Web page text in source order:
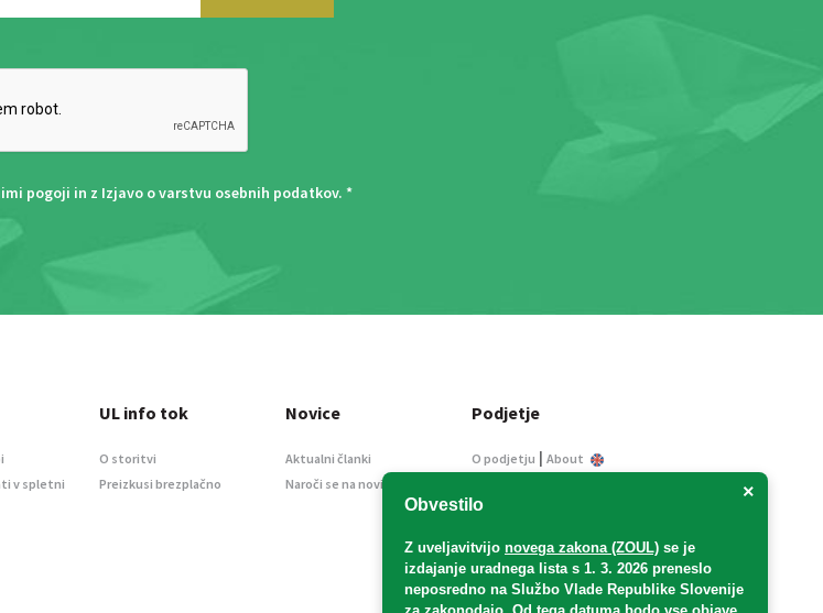
pogoji in z Izjavo o varstvu osebnih podatkov. *
×
Obvestilo
Z uveljavitvijo novega zakona (ZOUL) se je
izdajanje uradnega lista s 1. 3. 2026 preneslo
neposredno na Službo Vlade Republike Slovenije
v spletni
UL info tok
O storitvi
Preizkusi brezplačno
Novice
Aktualni članki
Naroči se na novice
Podjetje
O podjetju | About
Informacije javnega
Oglaševanje
Splošni pogoji
Izjava o varstvu osebnih